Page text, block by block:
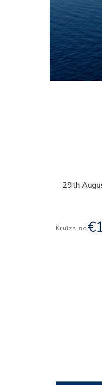
29th
Kruīzs no